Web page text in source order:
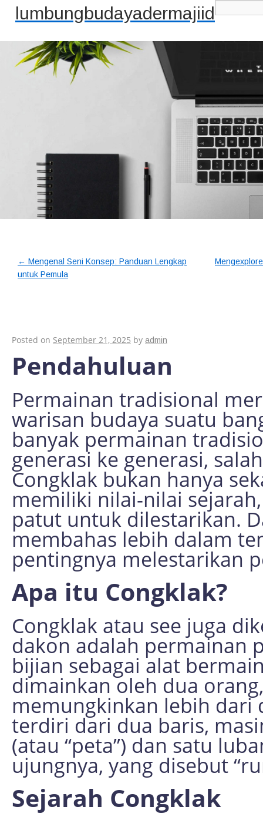
lumbungbudayadermajiid
← Mengenal Seni Konsep: Panduan Lengkap
untuk Pemula
Posted on September 21, 2025 by admin
Pendahuluan
Permainan tradisional
warisan budaya suatu
banyak permainan
generasi ke generasi,
Congklak bukan hanya
memiliki nilai-nilai
patut untuk dilestarikan.
membahas lebih dalam
pentingnya melestarikan
Apa itu Congklak?
Congklak atau see juga
dakon adalah permainan
bijian sebagai alat
dimainkan oleh dua
memungkinkan lebih dari
terdiri dari dua baris,
(atau “peta”) dan satu
ujungnya, yang disebut
Sejarah Congklak